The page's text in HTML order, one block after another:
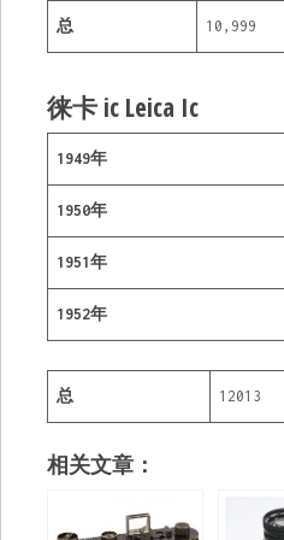
总 10,999
徕卡 ic Leica Ic
1949年
1950年
1951年
1952年
总 12013
相关文章：